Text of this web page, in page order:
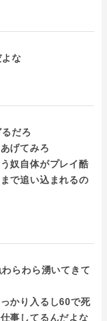
な
だろ
げてみろ
奴自体がプレイ酷
で追い込まれるの
らわら湧いてきて
かり入るし60で死
事してるんだよな